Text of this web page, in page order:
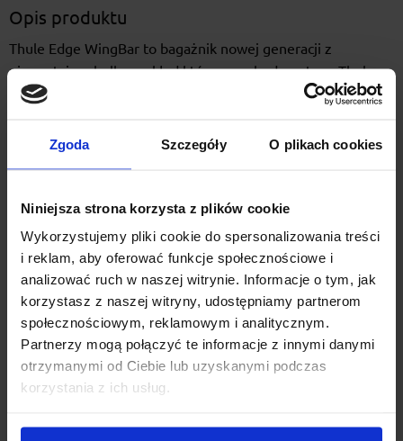
Zgoda Szczegóły O plikach cookies
Niniejsza strona korzysta z plików cookie
Wykorzystujemy pliki cookie do spersonalizowania treści
i reklam, aby oferować funkcje społecznościowe i
analizować ruch w naszej witrynie. Informacje o tym, jak
korzystasz z naszej witryny, udostępniamy partnerom
społecznościowym, reklamowym i analitycznym.
Partnerzy mogą połączyć te informacje z innymi danymi
otrzymanymi od Ciebie lub uzyskanymi podczas
korzystania z ich usług.
Opis produktu
Thule Edge WingBar to bagażnik nowej generacji z
niewystającą belką w skład którego wchodzą: stopy Thule
Edge Clamp, belki aluminiowe WingBar Edge oraz kit
Te elementy stanowią całość bagażnika dachowego. Stopa
Thule Edge Clamp wraz z kitem dopasowującym odpowiada
krawędź dachu.
W celu właściwego zamocowania w zestawie znajduje się
klucz z sygnalizatorem siły dokręcenia. Aluminiowe belki
wyposażone w kanał montażowy T z Interfejsem
QuickAccess umożliwiający komfortowy montaż i demontaż
akcesoriów bez cięcia i wyjmowania gumy.
Konstrukcja TrailEdge redukują opór aerodynamiczny dzięki